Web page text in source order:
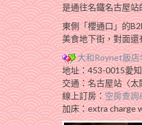
是通往名鐵名古屋站
東側「櫻通口」的
美食地下街，對面還
大和Roynet飯店
地址：453-0015愛
交通：名古屋站〈
線上訂房：空房查詢
加床：extra charge